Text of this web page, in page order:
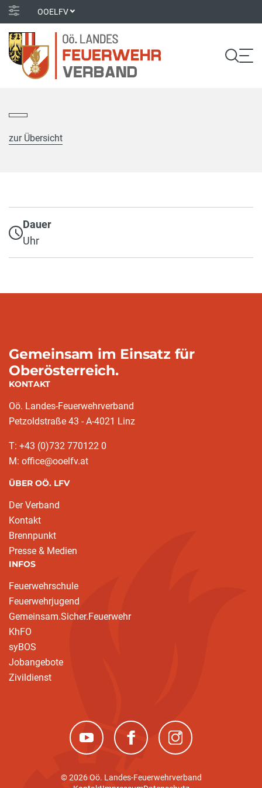
OOELFV
zur Übersicht
Dauer
Uhr
Gemeinsam im Einsatz für
Oberösterreich.
KONTAKT
Oö. Landes-Feuerwehrverband
Petzoldstraße 43 - A-4021 Linz
T: +43 (0)732 770122 0
M: office@ooelfv.at
ÜBER OÖ. LFV
Der Verband
Kontakt
Brennpunkt
Presse & Medien
INFOS
Feuerwehrschule
Feuerwehrjugend
Gemeinsam.Sicher.Feuerwehr
KhFO
syBOS
Jobangebote
Zivildienst
(neues Fenster)(neues Fenster)(neues Fenster)
© 2026 Oö. Landes-Feuerwehrverband